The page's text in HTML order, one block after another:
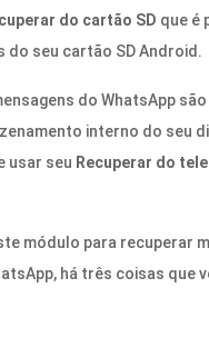
do cartão SD que é
do seu cartão SD Android.
do WhatsApp
interno do seu
usar seu Recuperar do
módulo para recuperar
há três coisas que